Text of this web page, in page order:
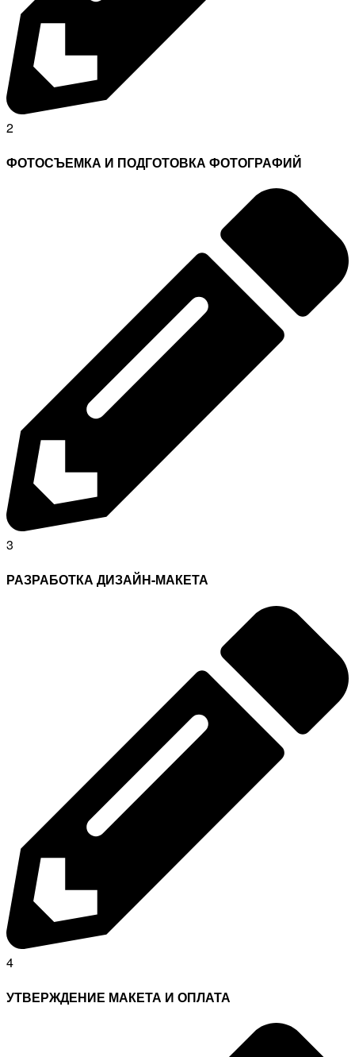
2
ФОТОСЪЕМКА И ПОДГОТОВКА ФОТОГРАФИЙ
3
РАЗРАБОТКА ДИЗАЙН-МАКЕТА
4
УТВЕРЖДЕНИЕ МАКЕТА И ОПЛАТА